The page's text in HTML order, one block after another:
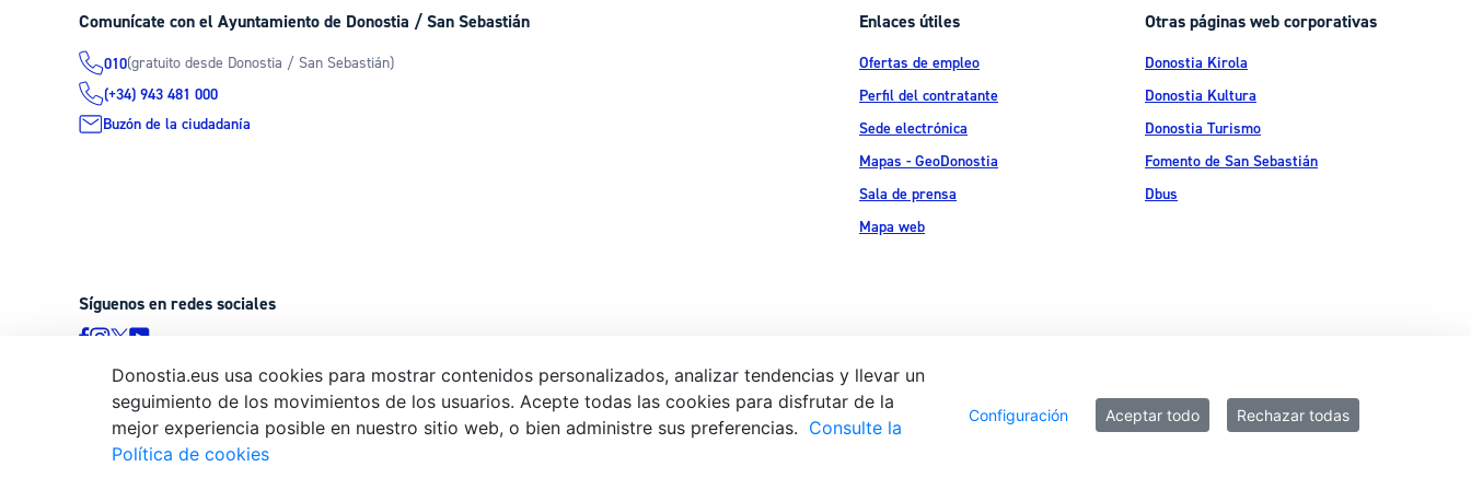
Comunícate con el Ayuntamiento de Donostia / San Sebastián
010(gratuito desde Donostia / San Sebastián)
(+34) 943 481 000
Buzón de la ciudadanía
Enlaces útiles
Ofertas de empleo
Perfil del contratante
Sede electrónica
Mapas - GeoDonostia
Sala de prensa
Mapa web
Otras páginas web corporativas
Donostia Kirola
Donostia Kultura
Donostia Turismo
Fomento de San Sebastián
Dbus
Síguenos en redes sociales
© Donostiako Udala - Ayuntamiento de Donostia / San Sebastián Ijentea 1,
20003 Donostia / San Sebastián
Aviso legal Política de privacidad Política de cookies Declaración de accesibilidad
Donostia.eus usa cookies para mostrar contenidos personalizados, analizar tendencias y llevar un
seguimiento de los movimientos de los usuarios. Acepte todas las cookies para disfrutar de la
mejor experiencia posible en nuestro sitio web, o bien administre sus preferencias. Consulte la
Política de cookies
Configuración Aceptar todo Rechazar todas